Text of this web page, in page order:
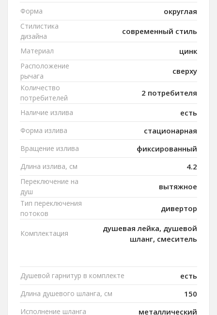
Форма округлая
Стилистика
дизайна
современный стиль
Материал цинк
Расположение
рычага
сверху
Количество
потребителей
2 потребителя
Наличие излива есть
Форма излива стационарная
Вращение излива фиксированный
Длина излива, см 4.2
Переключение на
душ
вытяжное
Тип переключения
потоков
дивертор
Комплектация
душевая лейка, душевой
шланг, смеситель
Душевой гарнитур в комплекте есть
Длина душевого шланга, см 150
Исполнение шланга металлический